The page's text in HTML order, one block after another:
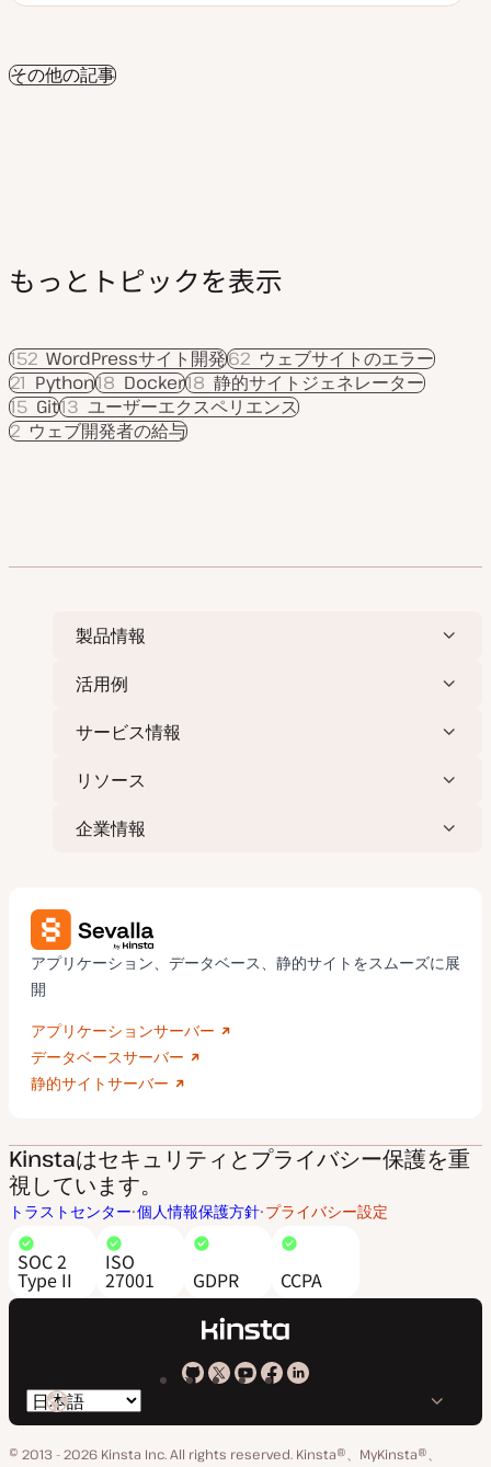
新
ピ
ピ
その他の記事
もっとトピックを表示
WordPressサイト開発
152 ウェブサイトのエラー
62
Python
21 Docker
18 静的サイトジェネレーター
18
Git
15 ユーザーエクスペリエンス
13
ウェブ開発者の給与
2
製品情報
活用例
サービス情報
リソース
企業情報
アプリケーション、データベース、静的サイトをスムーズに展
開
アプリケーションサーバー
データベースサーバー
静的サイトサーバー
Kinstaはセキュリティとプライバシー保護を重
視しています。
トラストセンター 個人情報保護方針 プライバシー設定
SOC 2
Type II
ISO
27001 GDPR CCPA
Kinsta
GitHub
Kinsta
X
Kinsta
YouTube
Kinsta
Facebook
Kinsta
LinkedIn
言
語
の
© 2013 - 2026 Kinsta Inc. All rights reserved. Kinsta®、MyKinsta®、